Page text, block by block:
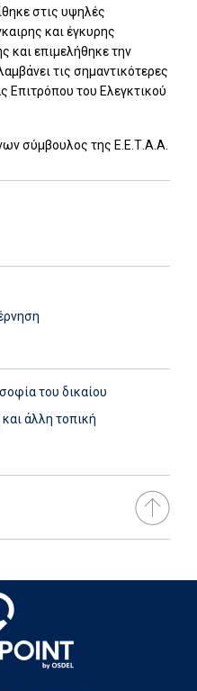
στις υψηλές
και έγκυρης
και επιμελήθηκε την
τις σημαντικότερες
Επιτρόπου του Ελεγκτικού
σύμβουλος της Ε.Ε.Τ.Α.Α.
του δικαίου
άλλη τοπική